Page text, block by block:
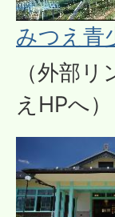
みつえ青
（外部
えHPへ）